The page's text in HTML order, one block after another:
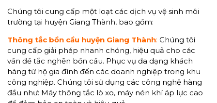
Chúng tôi cung cấp một loạt các dịch vụ vệ sinh môi
trường tại huyện Giang Thành, bao gồm:
Thông tắc bồn cầu huyện Giang Thành: Chúng tôi
cung cấp giải pháp nhanh chóng, hiệu quả cho các
vấn đề tắc nghẽn bồn cầu. Phục vụ đa dạng khách
hàng từ hộ gia đình đến các doanh nghiệp trong khu
công nghiệp. Chúng tôi sử dụng các công nghệ hàng
đầu như: Máy thông tắc lò xo, máy nén khí áp lực cao